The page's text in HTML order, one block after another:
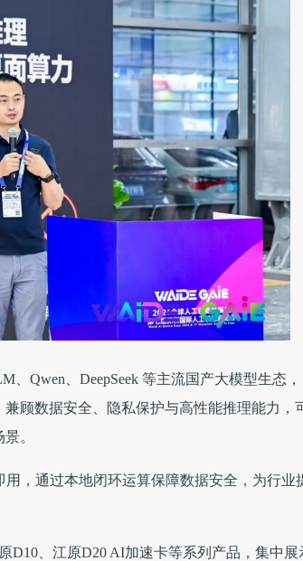
Qwen、DeepSeek 等主流国产大模型生态，
顾数据安全、隐私保护与高性能推理能力，
。
，通过本地闭环运算保障数据安全，为行业
D10、江原D20 AI加速卡等系列产品，集中展